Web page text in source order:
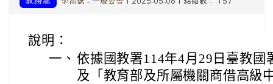
說明：
一、 依據國教署114年4月29日臺教國
及「教育部及所屬機關商借高級